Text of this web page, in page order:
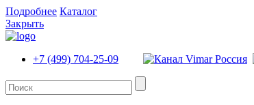
Подробнее Каталог
Закрыть
+7 (499) 704-25-09